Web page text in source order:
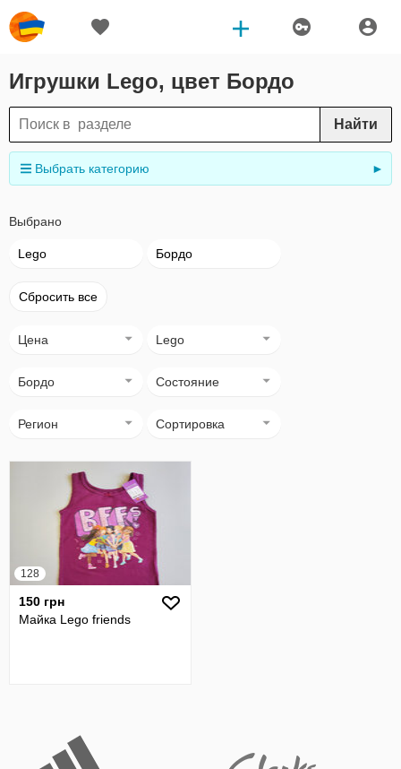
Игрушки Lego, цвет Бордо
Найти
Выбрать категорию ►
Выбрано
Lego Бордо
Сбросить все
Цена Lego
Бордо Состояние
Регион Сортировка
128
150 грн
Майка Lego friends